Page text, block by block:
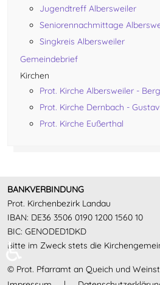
Jugendtreff Albersweiler
Seniorennachmittage
Singkreis Albersweiler
Gemeindebrief
Kirchen
Prot. Kirche Albersweiler -
Prot. Kirche Dernbach -
Prot. Kirche Eußerthal
BANKVERBINDUNG
Prot. Kirchenbezirk Landau
IBAN: DE36 3506 0190 1200 1560 10
BIC: GENODED1DKD
Bitte im Zweck stets die
© Prot. Pfarramt an Queich und